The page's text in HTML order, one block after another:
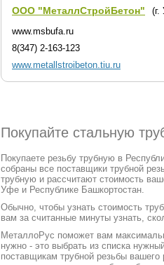
ООО "МеталлСтройБетон"
www.msbufa.ru
8(347) 2-163-123
www.metallstroibeton.tiu.ru
Покупайте стальную
Покупаете резьбу трубную в
собраны все поставщики трубной
трубную и рассчитают стоимость
Уфе и Республике Башкортостан.
Обычно, чтобы узнать стоимость
вам за считанные минуты узнать,
МеталлоРус поможет вам
нужно - это выбрать из списка
поставщикам трубной резьбы